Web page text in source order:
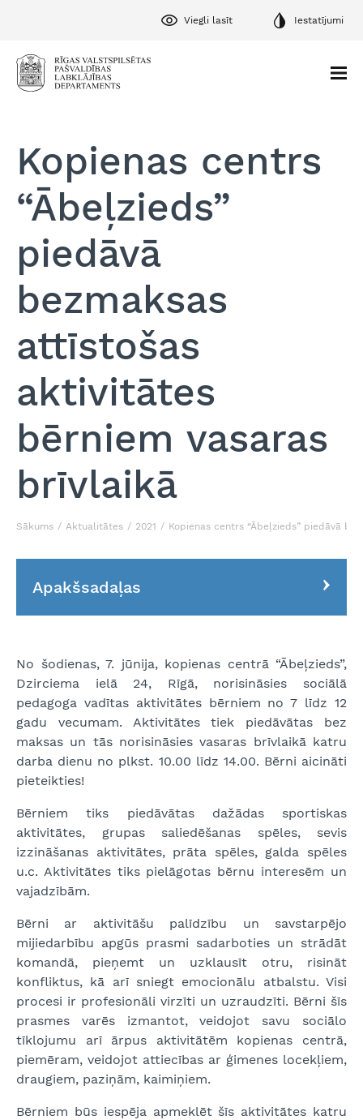
Viegli lasīt Iestatījumi
Kopienas centrs
“Ābeļzieds”
piedāvā
bezmaksas
attīstošas
aktivitātes
bērniem vasaras
brīvlaikā
Sākums Aktualitātes 2021 Kopienas centrs “Ābeļzieds” piedāvā
Apakšsadaļas
No šodienas, 7. jūnija, kopienas centrā “Ābeļzieds”,
Dzirciema ielā 24, Rīgā, norisināsies sociālā
pedagoga vadītas aktivitātes bērniem no 7 līdz 12
gadu vecumam. Aktivitātes tiek piedāvātas bez
maksas un tās norisināsies vasaras brīvlaikā katru
darba dienu no plkst. 10.00 līdz 14.00. Bērni aicināti
pieteikties!
Bērniem tiks piedāvātas dažādas sportiskas
aktivitātes, grupas saliedēšanas spēles, sevis
izzināšanas aktivitātes, prāta spēles, galda spēles
u.c. Aktivitātes tiks pielāgotas bērnu interesēm un
vajadzībām.
Bērni ar aktivitāšu palīdzību un savstarpējo
mijiedarbību apgūs prasmi sadarboties un strādāt
komandā, pieņemt un uzklausīt otru, risināt
konfliktus, kā arī sniegt emocionālu atbalstu. Visi
procesi ir profesionāli virzīti un uzraudzīti. Bērni šīs
prasmes varēs izmantot, veidojot savu sociālo
tīklojumu arī ārpus aktivitātēm kopienas centrā,
piemēram, veidojot attiecības ar ģimenes locekļiem,
draugiem, paziņām, kaimiņiem.
Bērniem būs iespēja apmeklēt šīs aktivitātes katru